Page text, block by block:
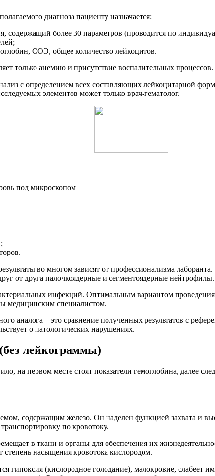
диагноза пациенту назначается:
содержащий более 30 параметров (проводится по
СОЭ, общее количество лейкоцитов.
только анемию и присутствие воспалительных
с определением всех составляющих лейкоцитарной
элементов может только врач-гематолог.
во многом зависят от профессионализма
от друга палочкоядерные и сегментоядерные нейтрофилы.
инфекций. Оптимальным вариантом
медицинским специалистом.
аналога – это сравнение полученных результатов с
о патологических нарушениях.
лейкограммы)
на первом месте стоят показатели гемоглобина, далее
содержащим железо. Он наделен функцией захвата и
по кровотоку.
в ткани и органы для обеспечения их
насыщения кровотока кислородом.
гипоксия (кислородное голодание), малокровие, слабеет